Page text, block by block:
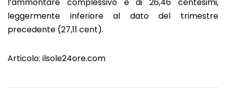
leggermente inferiore al dato del trimestre
precedente (27,11 cent).
Articolo: ilsole24ore.com